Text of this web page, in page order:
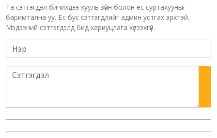
Та сэтгэгдэл бичихдээ хууль зүйн болон ёс суртахууныг
баримтална уу. Ёс бус сэтгэгдлийг админ устгах эрхтэй.
Мэдээний сэтгэгдэлд бид хариуцлага хүлээхгүй.